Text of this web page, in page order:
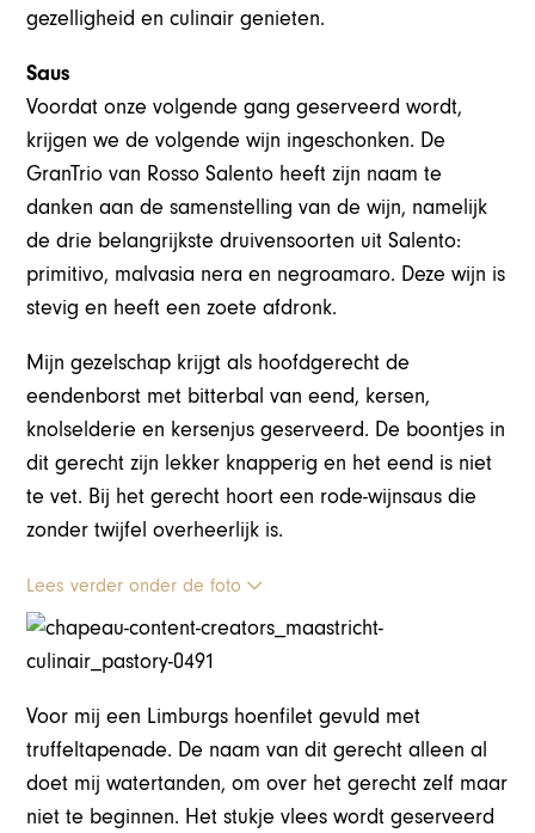
gezelligheid en culinair genieten.
Saus
Voordat onze volgende gang geserveerd wordt,
krijgen we de volgende wijn ingeschonken. De
GranTrio van Rosso Salento heeft zijn naam te
danken aan de samenstelling van de wijn, namelijk
de drie belangrijkste druivensoorten uit Salento:
primitivo, malvasia nera en negroamaro. Deze wijn is
stevig en heeft een zoete afdronk.
Mijn gezelschap krijgt als hoofdgerecht de
eendenborst met bitterbal van eend, kersen,
knolselderie en kersenjus geserveerd. De boontjes in
dit gerecht zijn lekker knapperig en het eend is niet
te vet. Bij het gerecht hoort een rode-wijnsaus die
zonder twijfel overheerlijk is.
Lees verder onder de foto
Voor mij een Limburgs hoenfilet gevuld met
truffeltapenade. De naam van dit gerecht alleen al
doet mij watertanden, om over het gerecht zelf maar
niet te beginnen. Het stukje vlees wordt geserveerd